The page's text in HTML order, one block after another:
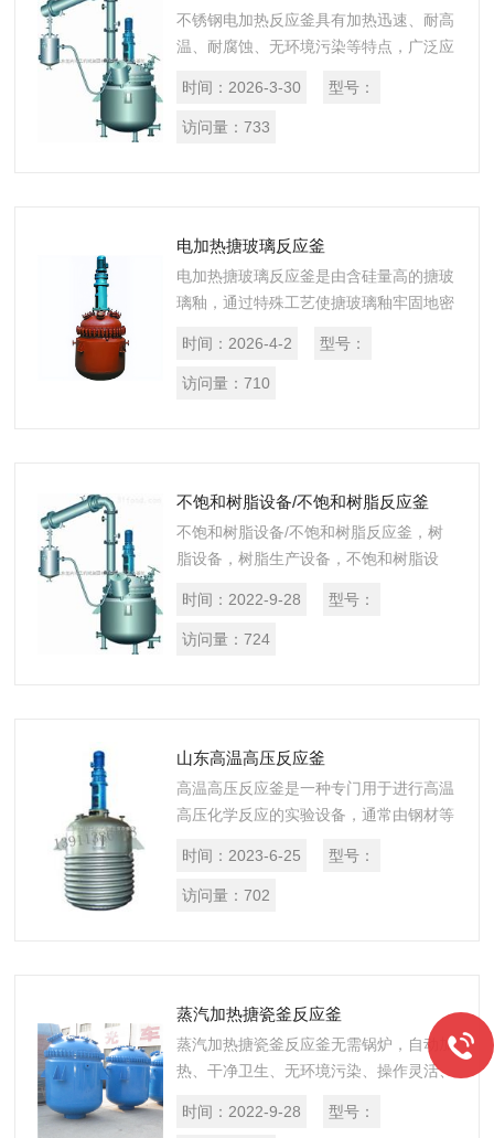
不锈钢电加热反应釜具有加热迅速、耐高
温、耐腐蚀、无环境污染等特点，广泛应
药、食品等行业，也用来完成硫化、硝
化、氢化、烃化、缩合、聚合等工艺过
时间： 2026-3-30 型号：
访问量： 733
电加热搪玻璃反应釜
电加热搪玻璃反应釜是由含硅量高的搪玻
璃釉，通过特殊工艺使搪玻璃釉牢固地密
衬里层，充分发挥了两种材料(金属和瓷
釉)的优势。
时间： 2026-4-2 型号：
访问量： 710
不饱和树脂设备/不饱和树脂反应釜
不饱和树脂设备/不饱和树脂反应釜，树
脂设备，树脂生产设备，不饱和树脂设
应釜的专业设计与制造单位——山东龙兴
化工机械集团。
时间： 2022-9-28 型号：
访问量： 724
山东高温高压反应釜
高温高压反应釜是一种专门用于进行高温
高压化学反应的实验设备，通常由钢材等
能够在高温高压的条件下加速化学反应的
进行，并且可以控制反应过程中的参
时间： 2023-6-25 型号：
访问量： 702
蒸汽加热搪瓷釜反应釜
蒸汽加热搪瓷釜反应釜无需锅炉，自动加
热、干净卫生、无环境污染、操作灵活、
时间： 2022-9-28 型号：